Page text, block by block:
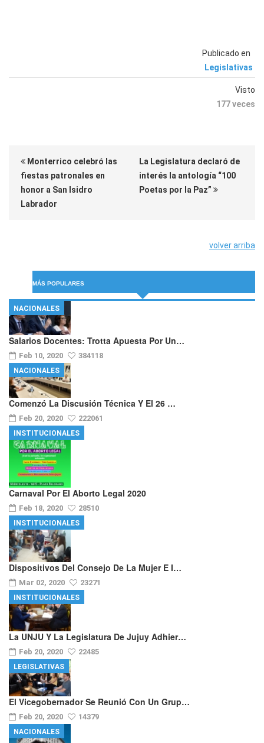
Publicado en
Legislativas
Visto
177 veces
Monterrico celebró las
fiestas patronales en
honor a San Isidro
Labrador
La Legislatura declaró de
interés la antología “100
Poetas por la Paz”
volver arriba
MÁS POPULARES
Salarios Docentes: Trotta Apuesta Por Un…
Feb 10, 2020 384118
NACIONALES
Comenzó La Discusión Técnica Y El 26 …
Feb 20, 2020 222061
NACIONALES
Carnaval Por El Aborto Legal 2020
Feb 18, 2020 28510
INSTITUCIONALES
Dispositivos Del Consejo De La Mujer E I…
Mar 02, 2020 23271
INSTITUCIONALES
La UNJU Y La Legislatura De Jujuy Adhier…
Feb 20, 2020 22485
INSTITUCIONALES
El Vicegobernador Se Reunió Con Un Grup…
Feb 20, 2020 14379
LEGISLATIVAS
NACIONALES